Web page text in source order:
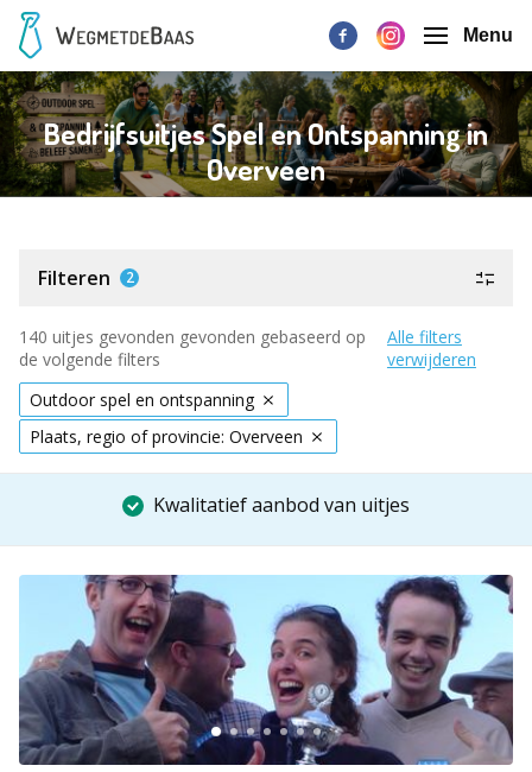
Menu
Bedrijfsuitjes Spel en Ontspanning in
Overveen
Filteren 2
140 uitjes gevonden gevonden gebaseerd op
de volgende filters
Alle filters
verwijderen
Outdoor spel en ontspanning
Plaats, regio of provincie: Overveen
Kwalitatief aanbod van uitjes